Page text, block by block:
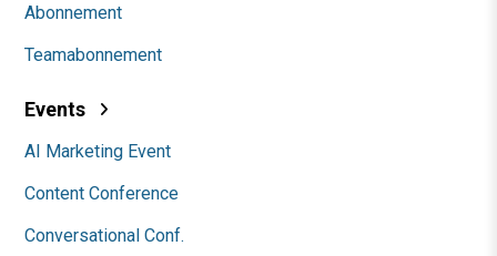
Abonnement
Teamabonnement
Events
AI Marketing Event
Content Conference
Conversational Conf.